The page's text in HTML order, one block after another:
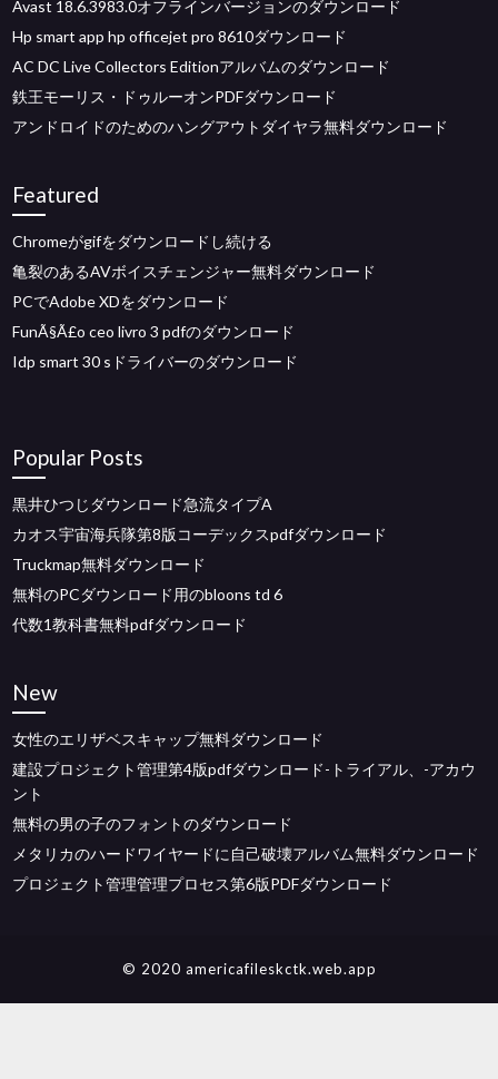
Avast 18.6.3983.0オフラインバージョンのダウンロード
Hp smart app hp officejet pro 8610ダウンロード
AC DC Live Collectors Editionアルバムのダウンロード
鉄王モーリス・ドゥルーオンPDFダウンロード
アンドロイドのためのハングアウトダイヤラ無料ダウンロード
Featured
Chromeがgifをダウンロードし続ける
亀裂のあるAVボイスチェンジャー無料ダウンロード
PCでAdobe XDをダウンロード
FunÃ§Ã£o ceo livro 3 pdfのダウンロード
Idp smart 30 sドライバーのダウンロード
Popular Posts
黒井ひつじダウンロード急流タイプA
カオス宇宙海兵隊第8版コーデックスpdfダウンロード
Truckmap無料ダウンロード
無料のPCダウンロード用のbloons td 6
代数1教科書無料pdfダウンロード
New
女性のエリザベスキャップ無料ダウンロード
建設プロジェクト管理第4版pdfダウンロード-トライアル、-アカウ
ント
無料の男の子のフォントのダウンロード
メタリカのハードワイヤードに自己破壊アルバム無料ダウンロード
プロジェクト管理管理プロセス第6版PDFダウンロード
© 2020 americafileskctk.web.app